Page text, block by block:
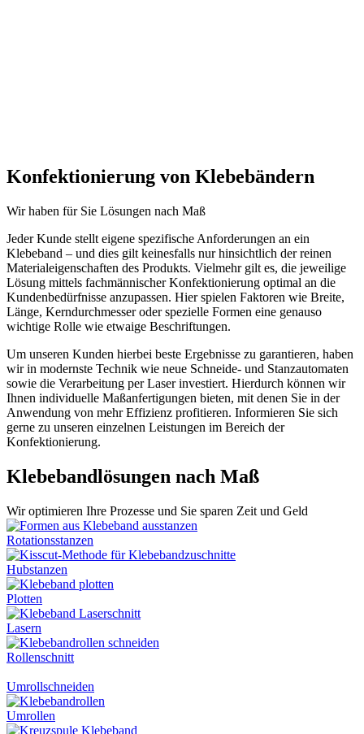
Konfektionierung von Klebebändern
Wir haben für Sie Lösungen nach Maß
Jeder Kunde stellt eigene spezifische Anforderungen an ein
Klebeband – und dies gilt keinesfalls nur hinsichtlich der reinen
Materialeigenschaften des Produkts. Vielmehr gilt es, die jeweilige
Lösung mittels fachmännischer Konfektionierung optimal an die
Kundenbedürfnisse anzupassen. Hier spielen Faktoren wie Breite,
Länge, Kerndurchmesser oder spezielle Formen eine genauso
wichtige Rolle wie etwaige Beschriftungen.
Um unseren Kunden hierbei beste Ergebnisse zu garantieren, haben
wir in modernste Technik wie neue Schneide- und Stanzautomaten
sowie die Verarbeitung per Laser investiert. Hierdurch können wir
Ihnen individuelle Maßanfertigungen bieten, mit denen Sie in der
Anwendung von mehr Effizienz profitieren. Informieren Sie sich
gerne zu unseren einzelnen Leistungen im Bereich der
Konfektionierung.
Klebebandlösungen nach Maß
Wir optimieren Ihre Prozesse und Sie sparen Zeit und Geld
Rotationsstanzen
Hubstanzen
Plotten
Lasern
Rollenschnitt
Umrollschneiden
Umrollen